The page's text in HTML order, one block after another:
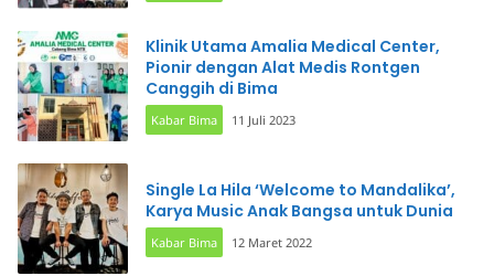
Klinik Utama Amalia Medical Center,
Pionir dengan Alat Medis Rontgen
Canggih di Bima
Kabar Bima 11 Juli 2023
Single La Hila ‘Welcome to Mandalika’,
Karya Music Anak Bangsa untuk Dunia
Kabar Bima 12 Maret 2022